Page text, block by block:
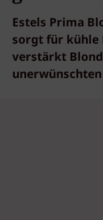
Estels Prima
sorgt für kühle
verstärkt